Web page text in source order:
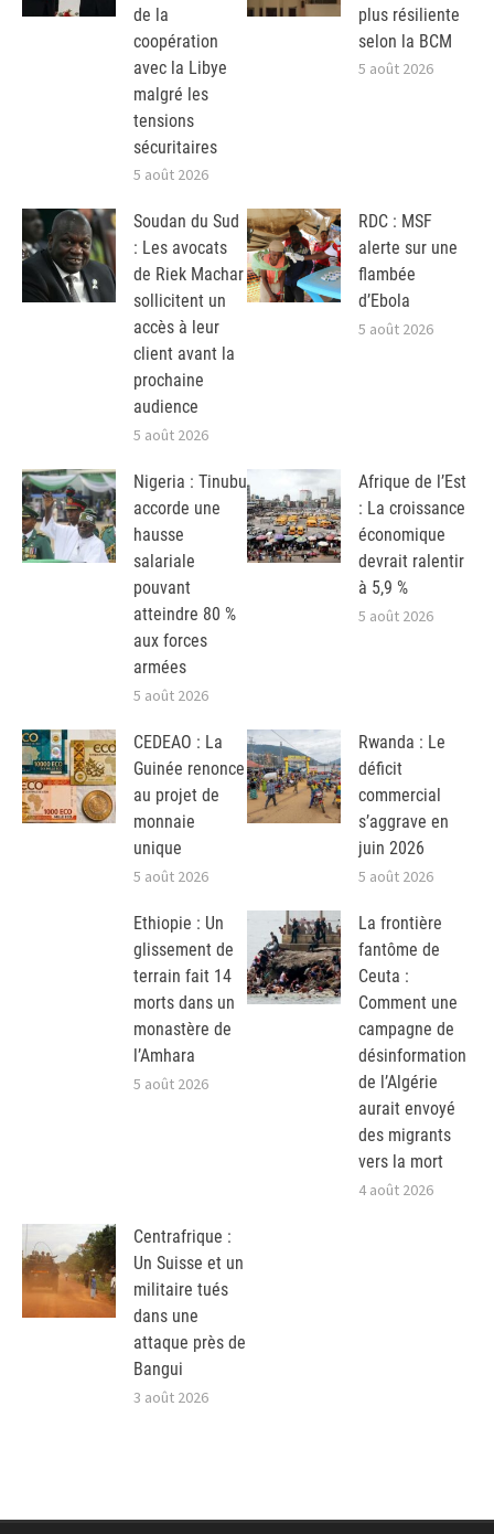
de la
coopération
avec la Libye
malgré les
tensions
sécuritaires
5 août 2026
plus résiliente
selon la BCM
5 août 2026
Soudan du Sud
: Les avocats
de Riek Machar
sollicitent un
accès à leur
client avant la
prochaine
audience
5 août 2026
RDC : MSF
alerte sur une
flambée
d’Ebola
5 août 2026
Nigeria : Tinubu
accorde une
hausse
salariale
pouvant
atteindre 80 %
aux forces
armées
5 août 2026
Afrique de l’Est
: La croissance
économique
devrait ralentir
à 5,9 %
5 août 2026
CEDEAO : La
Guinée renonce
au projet de
monnaie
unique
5 août 2026
Rwanda : Le
déficit
commercial
s’aggrave en
juin 2026
5 août 2026
Ethiopie : Un
glissement de
terrain fait 14
morts dans un
monastère de
l’Amhara
5 août 2026
La frontière
fantôme de
Ceuta :
Comment une
campagne de
désinformation
de l’Algérie
aurait envoyé
des migrants
vers la mort
4 août 2026
Centrafrique :
Un Suisse et un
militaire tués
dans une
attaque près de
Bangui
3 août 2026